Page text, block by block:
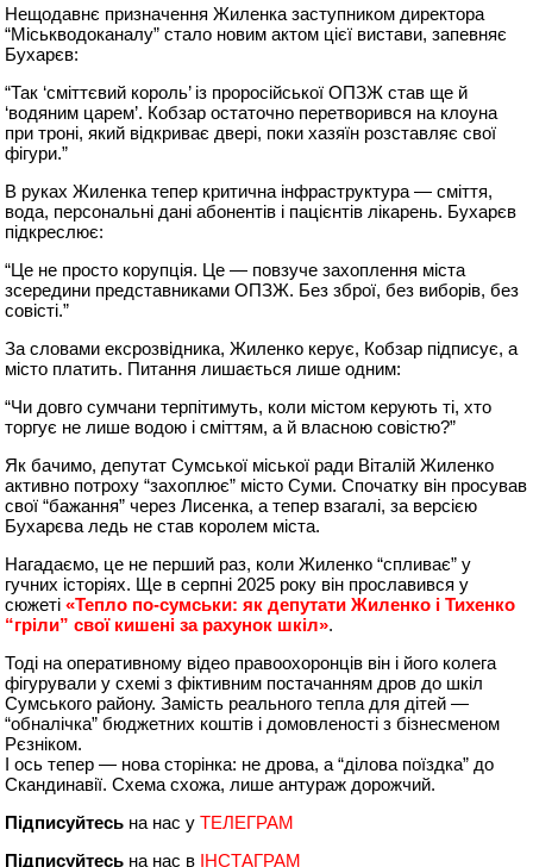
Нещодавнє призначення Жиленка заступником директора
“Міськводоканалу” стало новим актом цієї вистави, запевняє
Бухарєв:
“Так ‘сміттєвий король’ із проросійської ОПЗЖ став ще й
‘водяним царем’. Кобзар остаточно перетворився на клоуна
при троні, який відкриває двері, поки хазяїн розставляє свої
фігури.”
В руках Жиленка тепер критична інфраструктура — смiття,
вода, персональні дані абонентів і пацієнтів лікарень. Бухарєв
підкреслює:
“Це не просто корупція. Це — повзуче захоплення міста
зсередини представниками ОПЗЖ. Без зброї, без виборів, без
совісті.”
За словами ексрозвідника, Жиленко керує, Кобзар підписує, а
місто платить. Питання лишається лише одним:
“Чи довго сумчани терпітимуть, коли містом керують ті, хто
торгує не лише водою і сміттям, а й власною совістю?”
Як бачимо, депутат Сумської міської ради Віталій Жиленко
активно потроху “захоплює” місто Суми. Спочатку він просував
свої “бажання” через Лисенка, а тепер взагалі, за версією
Бухарєва ледь не став королем міста.
Нагадаємо, це не перший раз, коли Жиленко “спливає” у
гучних історіях. Ще в серпні 2025 року він прославився у
сюжеті«Тепло по-сумськи: як депутати Жиленко і Тихенко
“гріли” свої кишені за рахунок шкіл».
Тоді на оперативному відео правоохоронців він і його колега
фігурували у схемі з фіктивним постачанням дров до шкіл
Сумського району. Замість реального тепла для дітей —
“обналічка” бюджетних коштів і домовленості з бізнесменом
Рєзніком.
І ось тепер — нова сторінка: не дрова, а “ділова поїздка” до
Скандинавії. Схема схожа, лише антураж дорожчий.
Підписуйтесь на нас уТЕЛЕГРАМ
Підписуйтесь на нас в ІНСТАГРАМ